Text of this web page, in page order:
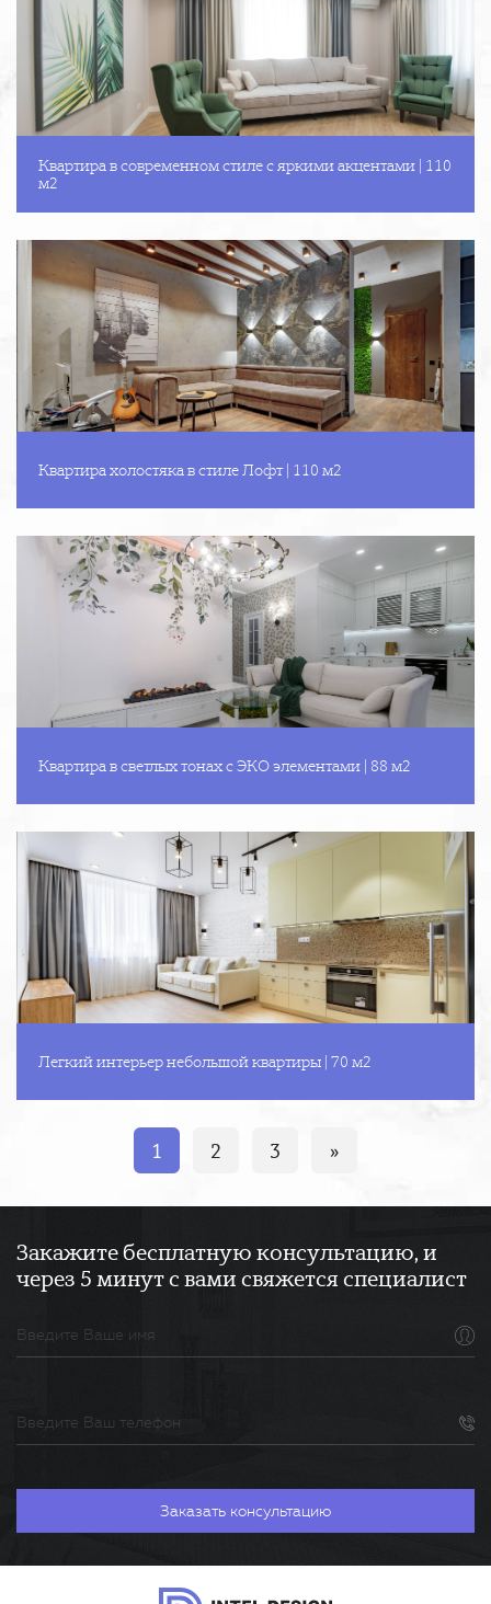
Квартира в современном стиле с яркими акцентами | 110
м2
Квартира холостяка в стиле Лофт | 110 м2
Квартира в светлых тонах с ЭКО элементами | 88 м2
Легкий интерьер небольшой квартиры | 70 м2
1 2 3 »
Закажите бесплатную консультацию, и
через 5 минут с вами свяжется специалист